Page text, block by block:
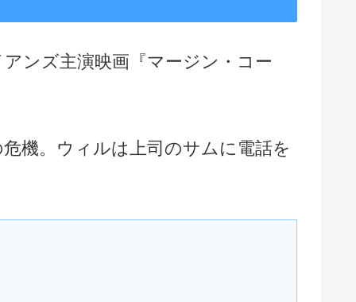
ンズ主演映画『マージン・コー
機。ウィルは上司のサムに電話を